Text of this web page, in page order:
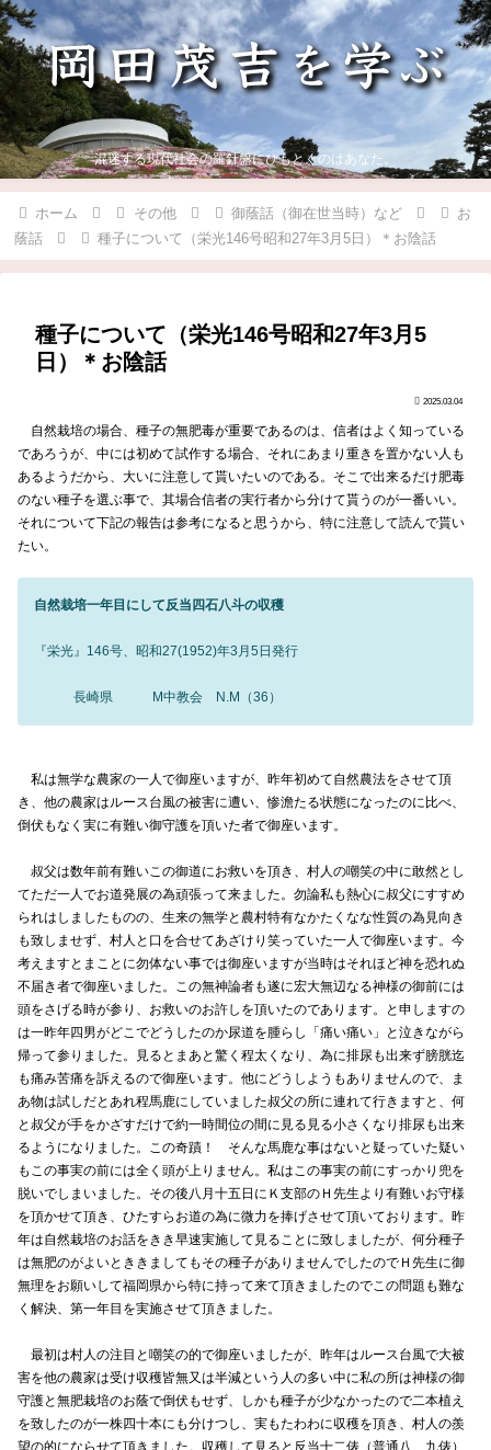
混迷する現代社会の羅針盤にひもとくのはあなた。
ホーム その他 御蔭話（御在世当時）など
お
蔭話
種子について（栄光146号昭和27年3月5日）＊お陰話
種子について（栄光146号昭和27年3月5
日）＊お陰話
2025.03.04
自然栽培の場合、種子の無肥毒が重要であるのは、信者はよく知っている
であろうが、中には初めて試作する場合、それにあまり重きを置かない人も
あるようだから、大いに注意して貰いたいのである。そこで出来るだけ肥毒
のない種子を選ぶ事で、其場合信者の実行者から分けて貰うのが一番いい。
それについて下記の報告は参考になると思うから、特に注意して読んで貰い
たい。
自然栽培一年目にして反当四石八斗の収穫
『栄光』146号、昭和27(1952)年3月5日発行
長崎県 M中教会 N.M（36）
私は無学な農家の一人で御座いますが、昨年初めて自然農法をさせて頂
き、他の農家はルース台風の被害に遭い、惨澹たる状態になったのに比べ、
倒伏もなく実に有難い御守護を頂いた者で御座います。
叔父は数年前有難いこの御道にお救いを頂き、村人の嘲笑の中に敢然とし
てただ一人でお道発展の為頑張って来ました。勿論私も熱心に叔父にすすめ
られはしましたものの、生来の無学と農村特有なかたくなな性質の為見向き
も致しませず、村人と口を合せてあざけり笑っていた一人で御座います。今
考えますとまことに勿体ない事では御座いますが当時はそれほど神を恐れぬ
不届き者で御座いました。この無神論者も遂に宏大無辺なる神様の御前には
頭をさげる時が参り、お救いのお許しを頂いたのであります。と申しますの
は一昨年四男がどこでどうしたのか尿道を腫らし「痛い痛い」と泣きながら
帰って参りました。見るとまあと驚く程太くなり、為に排尿も出来ず膀胱迄
も痛み苦痛を訴えるので御座います。他にどうしようもありませんので、ま
あ物は試しだとあれ程馬鹿にしていました叔父の所に連れて行きますと、何
と叔父が手をかざすだけで約一時間位の間に見る見る小さくなり排尿も出来
るようになりました。この奇蹟！ そんな馬鹿な事はないと疑っていた疑い
もこの事実の前には全く頭が上りません。私はこの事実の前にすっかり兜を
脱いでしまいました。その後八月十五日にＫ支部のＨ先生より有難いお守様
を頂かせて頂き、ひたすらお道の為に微力を捧げさせて頂いております。昨
年は自然栽培のお話をきき早速実施して見ることに致しましたが、何分種子
は無肥のがよいとききましてもその種子がありませんでしたのでＨ先生に御
無理をお願いして福岡県から特に持って来て頂きましたのでこの問題も難な
く解決、第一年目を実施させて頂きました。
最初は村人の注目と嘲笑の的で御座いましたが、昨年はルース台風で大被
害を他の農家は受け収穫皆無又は半減という人の多い中に私の所は神様の御
守護と無肥栽培のお蔭で倒伏もせず、しかも種子が少なかったので二本植え
を致したのが一株四十本にも分けつし、実もたわわに収穫を頂き、村人の羨
望の的にならせて頂きました。収穫して見ると反当十二俵（普通八、九俵）